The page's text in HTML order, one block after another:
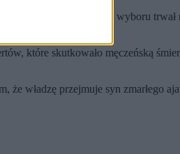
podkreślono, że proces wyboru
które skutkowało męczeńską
władzę przejmuje syn zmarłego